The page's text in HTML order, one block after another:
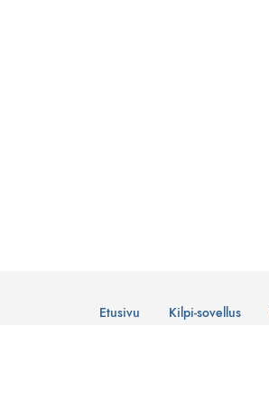
Etusivu Kilpi-sovellus